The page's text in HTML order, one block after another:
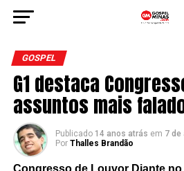
GOSPEL
G1 destaca
assuntos mais
Publicado 14 anos atrás em 7 de
Por Thalles Brandão
Congresso de Louvor Diante no